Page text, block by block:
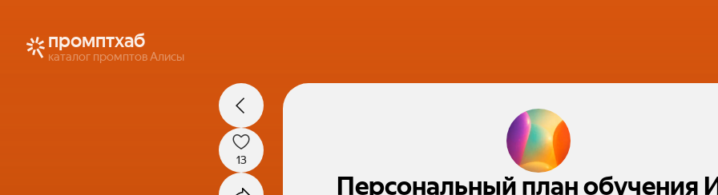
промптхаб
каталог промптов Алисы
Персональный план обучения
13